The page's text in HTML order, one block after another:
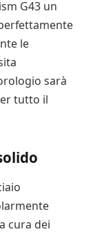
G43 un
le
sarà
tutto il
cura dei